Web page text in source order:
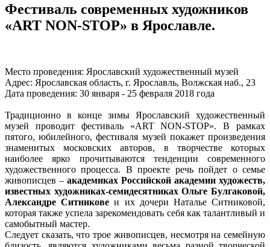
Фестиваль современных художников
«ART NON-STOP» в Ярославле.
Место проведения: Ярославский художественный музей
Адрес: Ярославская область, г. Ярославль, Волжская наб., 23
Дата проведения: 30 января - 25 февраля 2018 года
Традиционно в конце зимы Ярославский художественный
музей проводит фестиваль «ART NON-STOP». В рамках
пятого, юбилейного, фестиваля музей покажет произведения
знаменитых московских авторов, в творчестве которых
наиболее ярко прочитываются тенденции современного
художественного процесса. В проекте речь пойдет о семье
живописцев – академиках Российской академии художеств,
известных художниках-семидесятниках Ольге Булгаковой,
Александре Ситникове и их дочери Наталье Ситниковой,
которая также успела зарекомендовать себя как талантливый и
самобытный мастер.
Следует сказать, что трое живописцев, несмотря на семейную